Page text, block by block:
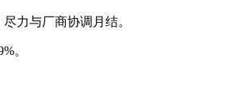
力与厂商协调月结。
。